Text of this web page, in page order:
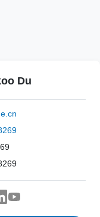
Du